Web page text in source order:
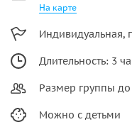
На карте
Индивидуальная,
Длительность: 3
Размер группы
Можно с детьми